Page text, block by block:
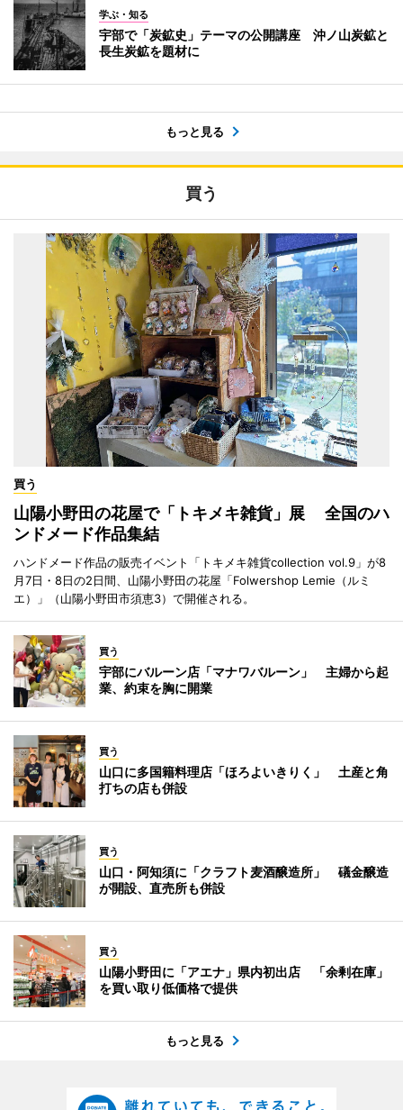
学ぶ・知る
宇部で「炭鉱史」テーマの公開講座 沖ノ山炭鉱と
長生炭鉱を題材に
もっと見る
買う
買う
山陽小野田の花屋で「トキメキ雑貨」展 全国のハ
ンドメード作品集結
ハンドメード作品の販売イベント「トキメキ雑貨collection vol.9」が8
月7日・8日の2日間、山陽小野田の花屋「Folwershop Lemie（ルミ
エ）」（山陽小野田市須恵3）で開催される。
買う
宇部にバルーン店「マナワバルーン」 主婦から起
業、約束を胸に開業
買う
山口に多国籍料理店「ほろよいきりく」 土産と角
打ちの店も併設
買う
山口・阿知須に「クラフト麦酒醸造所」 礒金醸造
が開設、直売所も併設
買う
山陽小野田に「アエナ」県内初出店 「余剰在庫」
を買い取り低価格で提供
もっと見る